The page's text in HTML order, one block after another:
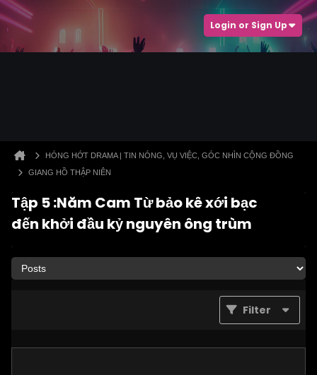
Login or Sign Up
HÓNG HỚT DRAMA | TIN NÓNG, VỤ VIỆC, GÓC NHÌN CỘNG ĐỒNG
GIANG HỒ THẬP NIÊN
Tập 5 :Năm Cam Từ bảo kê xới bạc
đến khởi đầu kỷ nguyên ông trùm
Filter